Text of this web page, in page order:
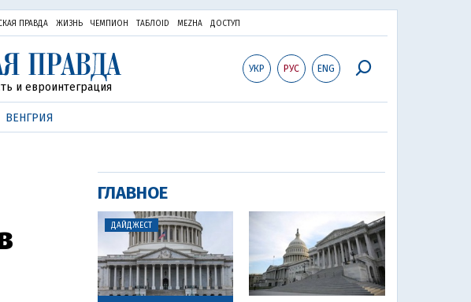
ПРАВДА ЖИЗНЬ ЧЕМПИОН ТАБЛОID MEZHA ДОСТУП
УКР РУС ENG
и евроинтеграция
ВЕНГРИЯ
ГЛАВНОЕ
ДАЙДЖЕСТ